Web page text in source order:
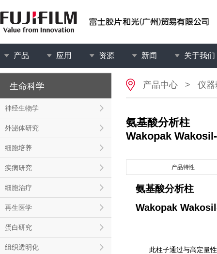
产品 应用 资源 新闻 关于我们
生命科学
神经生物学
外泌体研究
细胞培养
疾病研究
细胞治疗
再生医学
蛋白研究
组织透明化
产品中心 > 仪器
氨基酸分析柱
Wakopak
产品特性
氨基酸分析柱
Wakopak
此柱子通过与高定量性